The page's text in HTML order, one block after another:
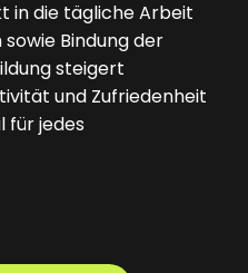
in die tägliche Arbeit
Bindung der
steigert
und Zufriedenheit
für jedes